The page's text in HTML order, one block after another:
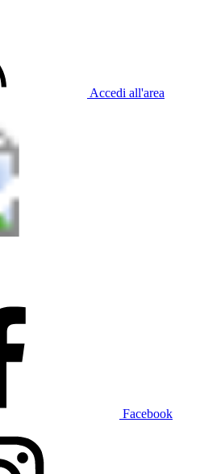
Accedi all'area
Facebook